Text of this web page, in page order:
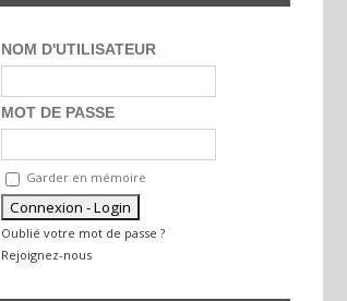
NOM D'UTILISATEUR
MOT DE PASSE
Garder en mémoire
Oublié votre mot de passe ?
Rejoignez-nous